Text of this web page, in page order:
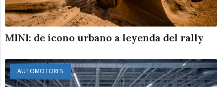
MINI: de ícono urbano a leyenda del rally
AUTOMOTORES